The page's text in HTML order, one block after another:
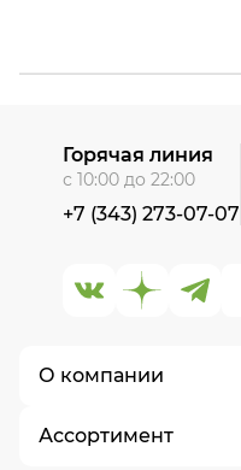
О компании
О нас
Ассортимент
Горячая линия
с 10:00 до 22:00
+7 (343) 273-07-07